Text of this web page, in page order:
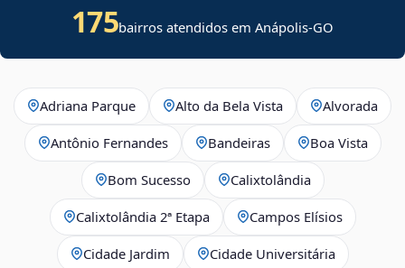
175bairros atendidos em Anápolis-GO
Adriana Parque Alto da Bela Vista Alvorada
Antônio Fernandes Bandeiras Boa Vista
Bom Sucesso Calixtolândia
Calixtolândia 2ª Etapa Campos Elísios
Cidade Jardim Cidade Universitária